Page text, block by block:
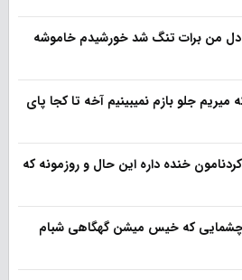
من برات تنگ شد خورشیدم خاموشه
جلو بازم نمیبینیم آخه تا کجا پای
خنده داره این حال و روزمونه که
که خیس میشن گهگاهی شبام